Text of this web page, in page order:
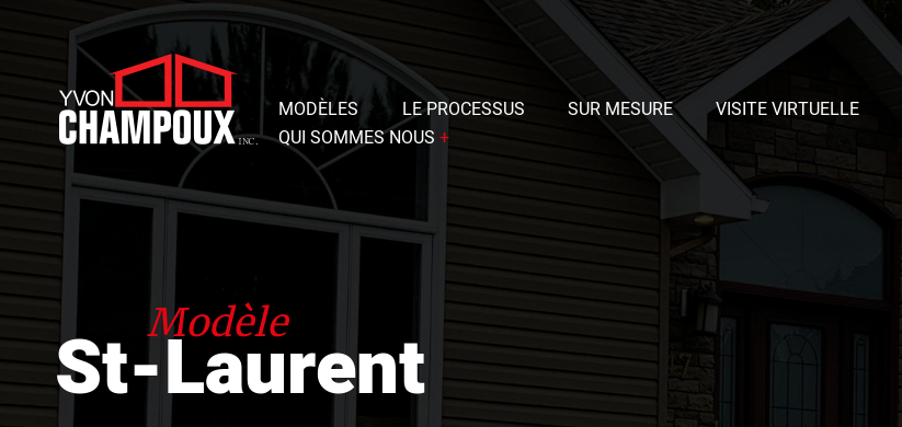
MODÈLES LE PROCESSUS SUR MESURE VISITE VIRTUELLE
QUI SOMMES NOUS +
Représentants
Histoire
Avantages
Modèle
St-Laurent